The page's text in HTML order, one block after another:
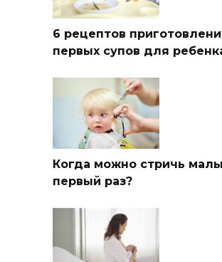
6 рецептов
первых супов для
Когда можно стричь
первый раз?